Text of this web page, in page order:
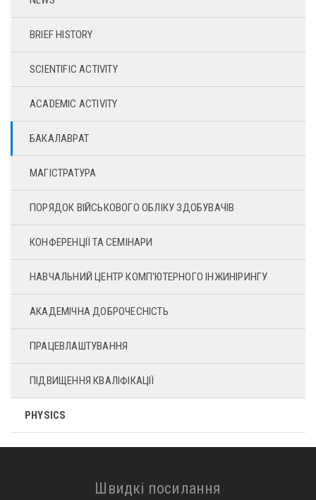
BRIEF HISTORY
SCIENTIFIC ACTIVITY
ACADEMIC ACTIVITY
БАКАЛАВРАТ
МАГІСТРАТУРА
ПОРЯДОК ВІЙСЬКОВОГО ОБЛІКУ ЗДОБУВАЧІВ
КОНФЕРЕНЦІЇ ТА СЕМІНАРИ
НАВЧАЛЬНИЙ ЦЕНТР КОМП'ЮТЕРНОГО ІНЖИНІРИНГУ
АКАДЕМІЧНА ДОБРОЧЕСНІСТЬ
ПРАЦЕВЛАШТУВАННЯ
ПІДВИЩЕННЯ КВАЛІФІКАЦІЇ
PHYSICS
Швидкі посилання